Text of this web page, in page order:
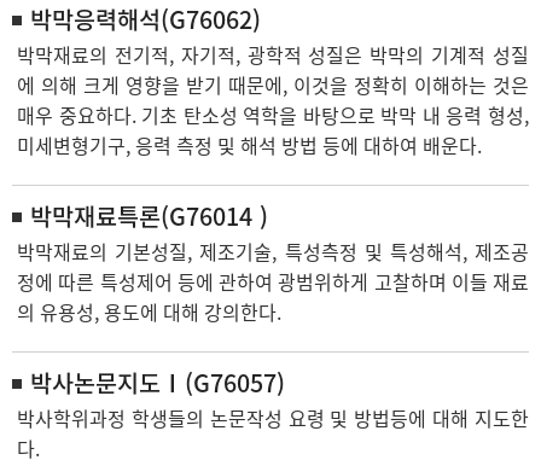
박막응력해석(G76062)
박막재료의 전기적, 자기적, 광학적 성질은 박막의 기계적 성질
에 의해 크게 영향을 받기 때문에, 이것을 정확히 이해하는 것은
매우 중요하다. 기초 탄소성 역학을 바탕으로 박막 내 응력 형성,
미세변형기구, 응력 측정 및 해석 방법 등에 대하여 배운다.
박막재료특론(G76014 )
박막재료의 기본성질, 제조기술, 특성측정 및 특성해석, 제조공
정에 따른 특성제어 등에 관하여 광범위하게 고찰하며 이들 재료
의 유용성, 용도에 대해 강의한다.
박사논문지도Ⅰ(G76057)
박사학위과정 학생들의 논문작성 요령 및 방법등에 대해 지도한
다.